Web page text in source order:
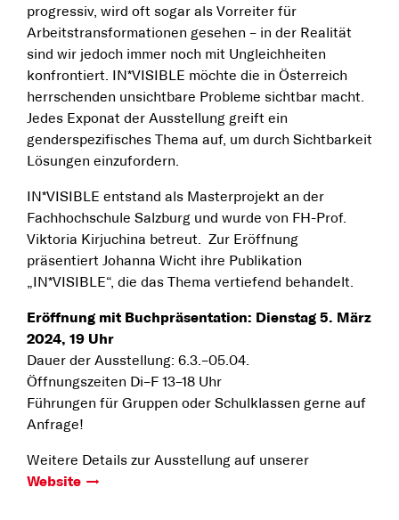
progressiv, wird oft sogar als Vorreiter für
Arbeitstransformationen gesehen – in der Realität
sind wir jedoch immer noch mit Ungleichheiten
konfrontiert. IN*VISIBLE möchte die in Österreich
herrschenden unsichtbare Probleme sichtbar macht.
Jedes Exponat der Ausstellung greift ein
genderspezifisches Thema auf, um durch Sichtbarkeit
Lösungen einzufordern.
IN*VISIBLE entstand als Masterprojekt an der
Fachhochschule Salzburg und wurde von FH-Prof.
Viktoria Kirjuchina betreut. Zur Eröffnung
präsentiert Johanna Wicht ihre Publikation
„IN*VISIBLE“, die das Thema vertiefend behandelt.
Eröffnung mit Buchpräsentation: Dienstag 5. März
2024, 19 Uhr
Dauer der Ausstellung: 6.3.–05.04.
Öffnungszeiten Di–F 13–18 Uhr
Führungen für Gruppen oder Schulklassen gerne auf
Anfrage!
Weitere Details zur Ausstellung auf unserer
Website